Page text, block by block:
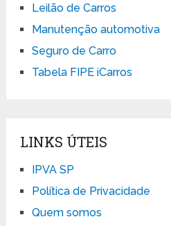
Leilão de Carros
Manutenção automotiva
Seguro de Carro
Tabela FIPE iCarros
LINKS ÚTEIS
IPVA SP
Política de Privacidade
Quem somos